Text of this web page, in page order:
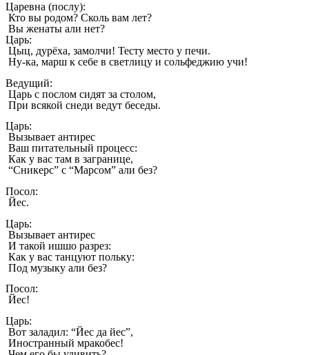
Царевна (послу):
Кто вы родом? Сколь вам лет?
Вы женаты али нет?
Царь:
Цыц, дурёха, замолчи! Тесту место у печи.
Ну-ка, марш к себе в светлицу и сольфеджию учи!
Ведущий:
Царь с послом сидят за столом,
При всякой снеди ведут беседы.
Царь:
Вызывает антирес
Ваш питательный процесс:
Как у вас там в загранице,
“Сникерс” с “Марсом” али без?
Посол:
Йес.
Царь:
Вызывает антирес
И такой ишшо разрез:
Как у вас танцуют польку:
Под музыку али без?
Посол:
Йес!
Царь:
Вот заладил: “Йес да йес”,
Иностранный мракобес!